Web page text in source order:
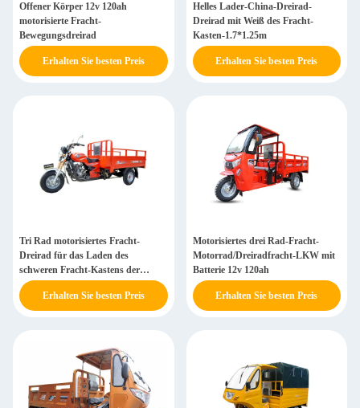
Offener Körper 12v 120ah
motorisierte Fracht-
Bewegungsdreirad
Erhalten Sie besten Preis
Helles Lader-China-Dreirad-
Dreirad mit Weiß des Fracht-
Kasten-1.7*1.25m
Erhalten Sie besten Preis
Tri Rad motorisiertes Fracht-
Dreirad für das Laden des
schweren Fracht-Kastens der
Waren-1.8M*1.25M
Erhalten Sie besten Preis
Motorisiertes drei Rad-Fracht-
Motorrad/Dreiradfracht-LKW mit
Batterie 12v 120ah
Erhalten Sie besten Preis